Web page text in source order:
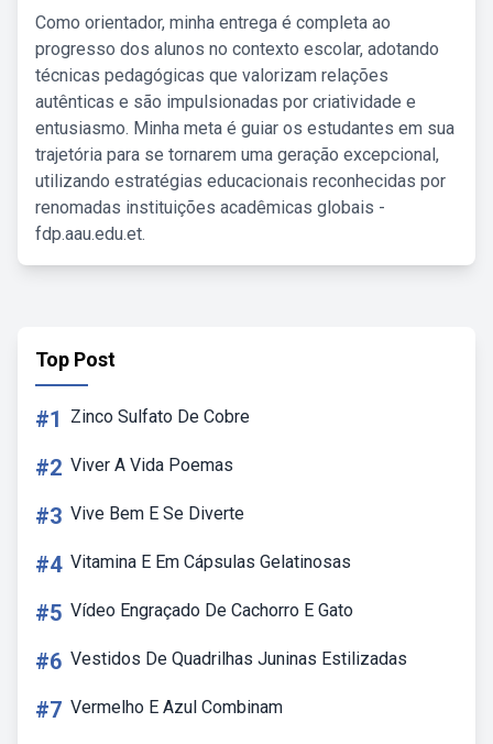
Como orientador, minha entrega é completa ao
progresso dos alunos no contexto escolar, adotando
técnicas pedagógicas que valorizam relações
autênticas e são impulsionadas por criatividade e
entusiasmo. Minha meta é guiar os estudantes em sua
trajetória para se tornarem uma geração excepcional,
utilizando estratégias educacionais reconhecidas por
renomadas instituições acadêmicas globais -
fdp.aau.edu.et.
Top Post
#1 Zinco Sulfato De Cobre
#2 Viver A Vida Poemas
#3 Vive Bem E Se Diverte
#4 Vitamina E Em Cápsulas Gelatinosas
#5 Vídeo Engraçado De Cachorro E Gato
#6 Vestidos De Quadrilhas Juninas Estilizadas
#7 Vermelho E Azul Combinam